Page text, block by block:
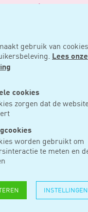
gebruik van
Lees onze
cookies
zorgen dat de
worden gebruikt om
te meten en
WIL LIJST
CODES